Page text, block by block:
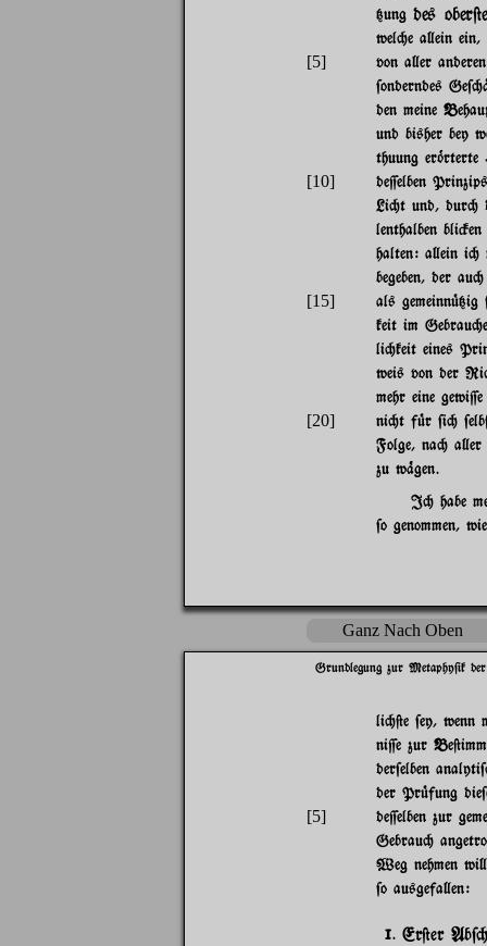
{ung des
wel"e a}ein ein,
[5]
von a}er
$onderndes
den meine
und bisher bey
thuung
[10]
de=elben
Li"t und, dur"
lenthalben bli#en
halten: a}ein i"
begeben, der
[15]
als gemeinn|{ig
keit im
li"keit eines
weis von der
mehr eine
[20]
ni"t f|r $i"
Folge, na" a}er
zu w%gen.
I" habe
$o genommen,
Ganz Nach Oben
Grundlegung zur Metaphy$ik
li"@e $ey, wenn
ni=e zur
der$elben
der Pr|fung
[5]
de=elben zur
Gebrau"
Weg nehmen
$o ausgefa}en:
1. Er@er